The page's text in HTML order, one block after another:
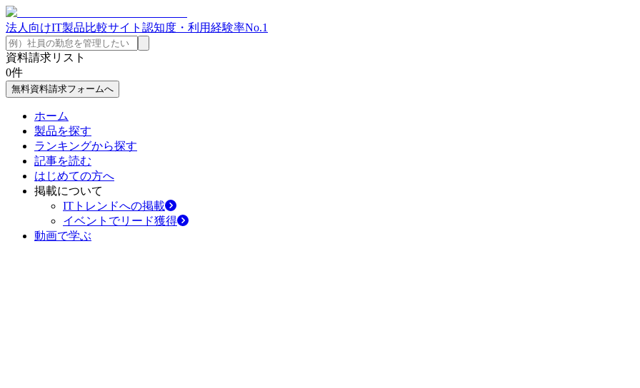
法人向けIT製品比較サイト 認知度・利用経験率No.1
資料請求リスト
0件
無料資料請求フォームへ
ホーム
製品を探す
ランキングから探す
記事を読む
はじめての方へ
掲載について
ITトレンドへの掲載
イベントでリード獲得
動画で学ぶ